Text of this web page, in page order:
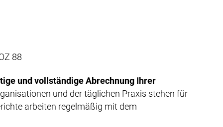
88
und vollständige Abrechnung Ihrer
und der täglichen Praxis stehen für
arbeiten regelmäßig mit dem